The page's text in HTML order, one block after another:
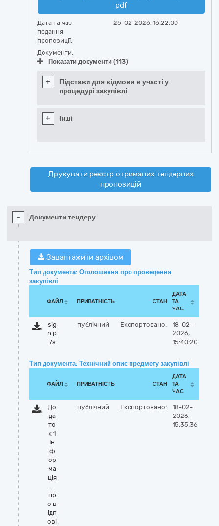
pdf
Дата та час
подання
пропозиції:
25-02-2026, 16:22:00
Документи:
Показати документи (113)
+
Підстави для відмови в участі у
процедурі закупівлі
+ Інші
Друкувати реєстр отриманих тендерних
пропозицій
- Документи тендеру
Завантажити архівом
Тип документа: Оголошення про проведення
закупівлі
ФАЙЛ ПРИВАТНІСТЬ СТАН
ДАТА
ТА
ЧАС
sig
n.p
7s
публічний Експортовано:
18-02-
2026,
15:40:20
Тип документа: Технічний опис предмету закупівлі
ФАЙЛ ПРИВАТНІСТЬ СТАН
ДАТА
ТА
ЧАС
До
да
то
к 1
Ін
ф
ор
ма
ція
_
пр
о в
ідп
ові
публічний Експортовано:
18-02-
2026,
15:35:36